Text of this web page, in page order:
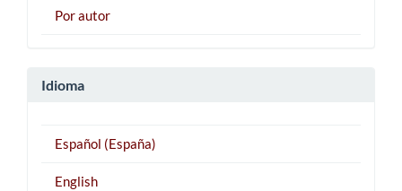
Por autor
Idioma
Español (España)
English